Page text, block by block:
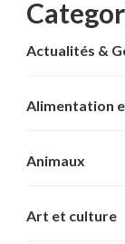
Actualités &
Alimentation
Animaux
Art et culture